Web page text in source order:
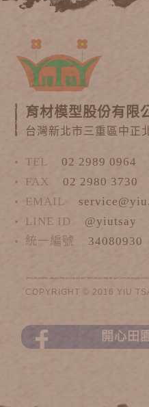
育材模型股份有限
台灣新北市三重區中正
TEL
02 2989 0964
FAX
02 2980 3730
EMAIL
LINE ID
@yiutsay
統一編號
34080930
COPYRIGHT © 2016 YIU
開心田